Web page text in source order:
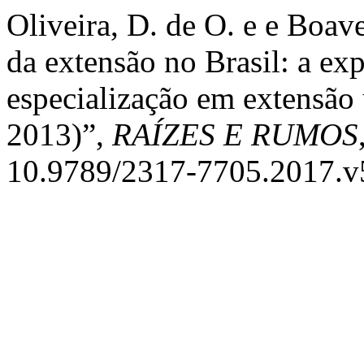
Oliveira, D. de O. e e
da extensão no Brasil: a
especialização em
2013)”, RAÍZES E RUMOS
10.9789/2317-